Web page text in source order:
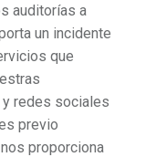
auditorías a
un incidente
que
redes sociales
previo
proporciona